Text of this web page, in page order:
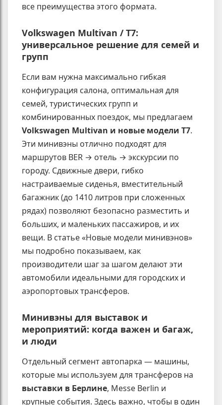
все преимущества этого формата.
Volkswagen Multivan / T7:
универсальное решение для семей и
групп
Если вам нужна максимально гибкая
конфигурация салона, оптимальная для
семей, туристических групп и
комбинированных поездок, мы предлагаем
Volkswagen Multivan и новые модели T7.
Эти минивэны отлично подходят для
маршрутов BER → отель → экскурсии по
городу. Сдвижные двери, гибко
настраиваемые сиденья, вместительный
багажник (до 1410 литров при сложенных
рядах) позволяют безопасно разместить и
больших, и маленьких пассажиров, и их
вещи. В статье «Новые модели минивэнов»
мы подробно показываем, как
производители шаг за шагом делают эти
автомобили идеальными для городских и
аэропортовых трансферов.
Минивэны для выставок и
мероприятий: когда важен и багаж,
и люди
Отдельный сегмент автопарка — машины,
которые мы используем для трансферов на
выставки в Берлине, Messe Berlin и
крупные события. Здесь важно, чтобы в один